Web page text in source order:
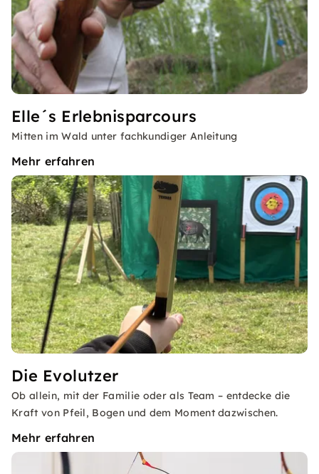
Elle´s Erlebnisparcours
Mitten im Wald unter fachkundiger Anleitung
Mehr erfahren
Die Evolutzer
Ob allein, mit der Familie oder als Team – entdecke die
Kraft von Pfeil, Bogen und dem Moment dazwischen.
Mehr erfahren